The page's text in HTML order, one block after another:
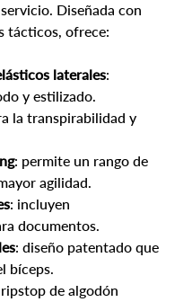
Diseñada con
tácticos, ofrece:
laterales:
y estilizado.
la transpirabilidad y
: permite un rango de
agilidad.
: incluyen
documentos.
: diseño patentado que
bíceps.
de algodón